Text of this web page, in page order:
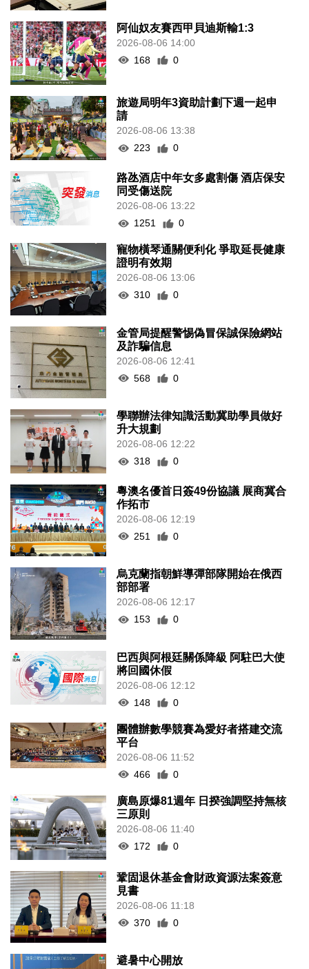
阿仙奴友賽西甲貝迪斯輸1:3
2026-08-06 14:00
168
0
旅遊局明年3資助計劃下週一起申
請
2026-08-06 13:38
223
0
路氹酒店中年女多處割傷 酒店保安
同受傷送院
2026-08-06 13:22
1251
0
寵物橫琴通關便利化 爭取延長健康
證明有效期
2026-08-06 13:06
310
0
金管局提醒警惕偽冒保誠保險網站
及詐騙信息
2026-08-06 12:41
568
0
學聯辦法律知識活動冀助學員做好
升大規劃
2026-08-06 12:22
318
0
粵澳名優首日簽49份協議 展商冀合
作拓市
2026-08-06 12:19
251
0
烏克蘭指朝鮮導彈部隊開始在俄西
部部署
2026-08-06 12:17
153
0
巴西與阿根廷關係降級 阿駐巴大使
將回國休假
2026-08-06 12:12
148
0
團體辦數學競賽為愛好者搭建交流
平台
2026-08-06 11:52
466
0
廣島原爆81週年 日揆強調堅持無核
三原則
2026-08-06 11:40
172
0
鞏固退休基金會財政資源法案簽意
見書
2026-08-06 11:18
370
0
避暑中心開放